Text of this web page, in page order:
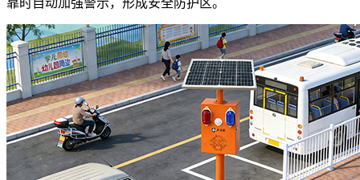
靠时自动加强警示，形成安全防护区。